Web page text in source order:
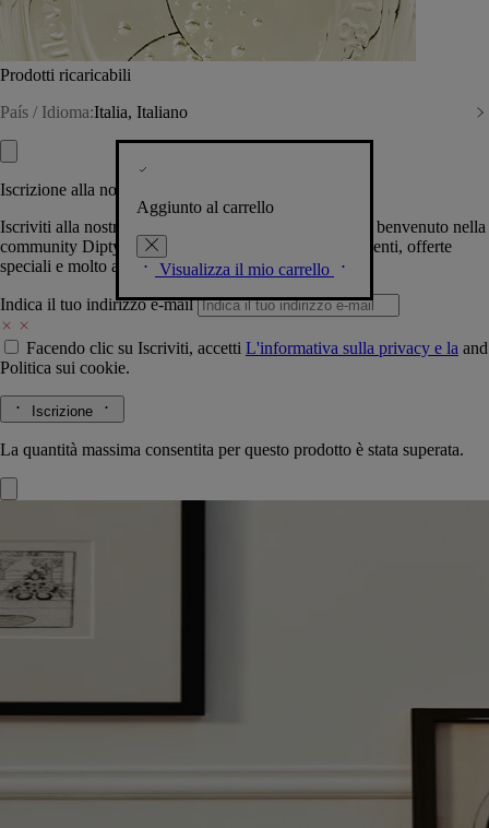
Prodotti ricaricabili
País / Idioma:Italia, Italiano
Aggiunto al carrello
Visualizza il mio carrello
Iscrizione alla nostra Newsletter
Iscriviti alla nostra newsletter per permetterci di darti il benvenuto nella
community Diptyque e tenerti al corrente su novità, eventi, offerte
speciali e molto altro.
Indica il tuo indirizzo e-mail
Facendo clic su Iscriviti, accetti L'informativa sulla privacy e la and
Politica sui cookie.
Iscrizione
La quantità massima consentita per questo prodotto è stata superata.